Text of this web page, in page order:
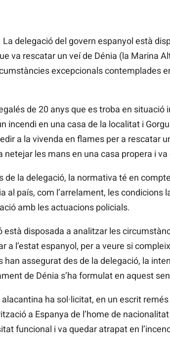
La delegació del govern espanyol està
va rescatar un veí de Dénia (la Marina
excepcionals contemplades
de 20 anys que es troba en
incendi en una casa de la localitat i
a la vivenda en flames per a rescatar
netejar les mans en una casa propera i
de la delegació, la normativa té en
al país, com l’arrelament, les condicions
amb les actuacions policials.
està disposada a analitzar les
a l’estat espanyol, per a veure si
han assegurat des de la delegació, la
de Dénia s’ha formulat en aquest
ha sol·licitat, en un escrit
a Espanya de l’home de
funcional i va quedar atrapat en